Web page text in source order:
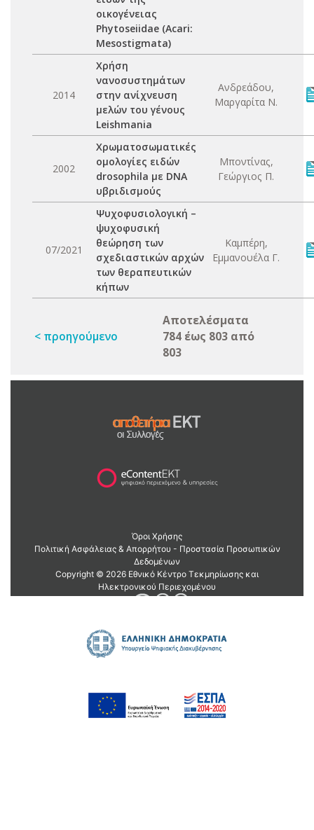
οικογένειας
Phytoseiidae (Acari:
Mesostigmata)
2014
Χρήση
νανοσυστημάτων
στην ανίχνευση
μελών του γένους
Leishmania
Ανδρεάδου,
Μαργαρίτα Ν.
2002
Χρωματοσωματικές
ομολογίες ειδών
drosophila με DNA
υβριδισμούς
Μποντίνας,
Γεώργιος Π.
07/2021
Ψυχοφυσιολογική –
ψυχοφυσική
θεώρηση των
σχεδιαστικών αρχών
των θεραπευτικών
κήπων
Καμπέρη,
Εμμανουέλα Γ.
< προηγούμενο
Αποτελέσματα
784 έως 803 από
803